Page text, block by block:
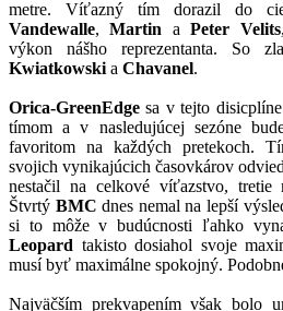
metre. Víťazný tím dorazil do
Vandewalle,Martin a Peter Velits
výkon nášho reprezentanta. So
Kwiatkowski a Chavanel.
Orica-GreenEdge sa v tejto
tímom a v nasledujúcej sezóne
favoritom na každých pretekoch.
svojich vynikajúcich časovkárov
nestačil na celkové víťazstvo, tretie
Štvrtý BMC dnes nemal na lepší
si to môže v budúcnosti ľahko
Leopard takisto dosiahol svoje
musí byť maximálne spokojný.
Najväčším prekvapením však bolo